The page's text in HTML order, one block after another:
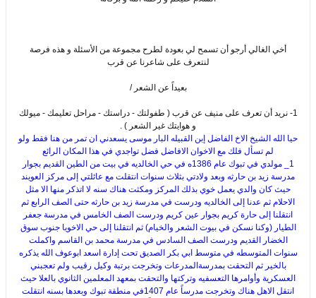
أخي الغالي أرجو أن تسمح لي بعودة لطرح مجموعة من الأسئلة و هذه فرصة
لنتعرف على شاعرنا عن قرب
بعيداً عن الشعر /
1- نريد أن تعرف على منيف عن قرب ( طفولتك - دراستك - مراحل تعليمك - ميولك
و هوايتك غير الشعر ) .
حيا الله الشيخ الاخ الفاضل إبن القبيله البار موسى يسعدني ان تمر من هنا فقط ولو
لم تسأل فلك مع الاخوان الافاضل فضل تواجدي في هذا المكان الرائع
1_ مولدي في تبوك عام 1386ه في حي الخالديه في بيت من الطين القديم بجوار
مدرسة زيد بن حارثه وبعد ولادتي بثلاث سنوات انتقلت مع عائلتي إلى مركز العويند
حيث كان والدي يعمل خوي بذلك المركز ومكثت هناك سنه لا اتذكر منها الا مثل
الاحلام ثم عدنا إلى الخالديه ودرست في مدرسة زيد بن حارثه حتى الصف الرابع ثم
انتقلنا إلى حارة كريم بجوار عين كريم ودرست الصف الخامس في مدرسة جعفر
الطيار (وكنا نسكن في بيوت الشعر والخيام) ثم انتقلنا إلى حي الاخويا جنوب سوق
الخضار القديم ودرست الصف السادس في مدرسة محمد بن القاسم واكملت
سنوات المتوسطه في متوسط ابي بكر الصديق تحت إدارة اسعد ابوعوف الله يذكره
بالخير ثم التحقت بمدرسةالمدرعات وتخرجت برتبة وكيل رقيب ولم تعجبني
العسكرية وأوامرها التعسفيه وتركتها والتحقت بمعهد المعلمين الثانوي بالعلا حيث
انتقل الاهل هناك وتخرجت مدرساً عام 1407في منطقة تبوك وبعدها بسنه انتقلت